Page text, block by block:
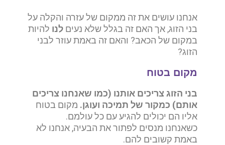
אנחנו עושים את זה ממקום של עזרה והקלה על
בני הזוג, אך האם זה בגלל שלא נעים לנו להיות
במקום של הכאב? והאם זה באמת עוזר לבני
הזוג?
מקום בטוח
בני הזוג צריכים אותנו (כמו שאנחנו צריכים
אותם) כמקור של תמיכה ועוגן. מקום בטוח
אליו הם יכולים להגיע עם כל עולמם.
כשאנחנו מנסים לפתור את הבעיה, אנחנו לא
באמת קשובים להם.